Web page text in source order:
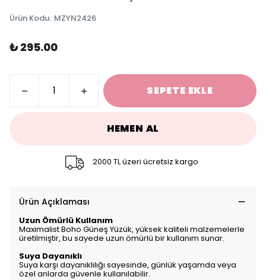
Ürün Kodu: MZYN2426
₺ 295.00
SEPETE EKLE
HEMEN AL
2000 TL üzeri ücretsiz kargo
Ürün Açıklaması
Uzun Ömürlü Kullanım
Maximalist Boho Güneş Yüzük, yüksek kaliteli malzemelerle
üretilmiştir, bu sayede uzun ömürlü bir kullanım sunar.
Suya Dayanıklı
Suya karşı dayanıklılığı sayesinde, günlük yaşamda veya
özel anlarda güvenle kullanılabilir.